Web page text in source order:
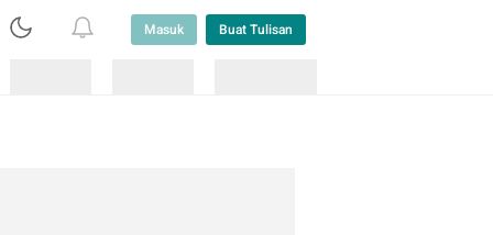
Masuk Buat Tulisan